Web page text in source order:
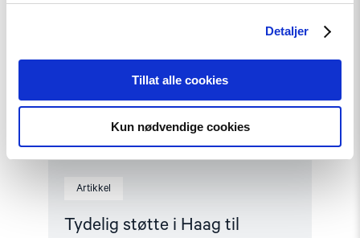
Detaljer
Tillat alle cookies
Kun nødvendige cookies
Artikkel
Tydelig støtte i Haag til